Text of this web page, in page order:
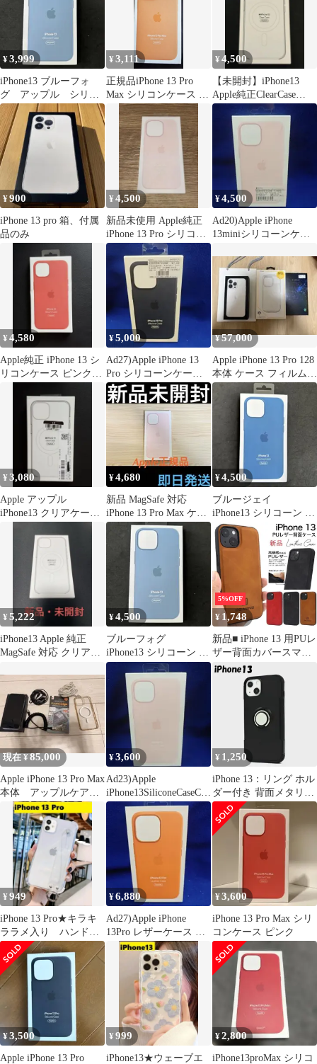
¥3,999
iPhone13 ブルーフォ
グ アップル シリコ
ーン Apple
¥3,111
正規品iPhone 13 Pro
Max シリコンケース オ
レンジ
¥4,500
【未開封】iPhone13
Apple純正ClearCase
MagSafe対応
¥900
iPhone 13 pro 箱、付属
品のみ
¥4,500
新品未使用 Apple純正
iPhone 13 Pro シリコー
ンケース
¥4,500
Ad20)Apple iPhone
13miniシリコーンケー
¥4,580
Apple純正 iPhone 13 シ
リコンケース ピンクポ
¥5,000
Ad27)Apple iPhone 13
Pro シリコーンケース
ミッドナイト
¥57,000
Apple iPhone 13 Pro 128
本体 ケース フィルムセ
ット
¥3,080
Apple アップル
iPhone13 クリアケース
¥4,680
新品 MagSafe 対応
iPhone 13 Pro Max ケー
ス ピンク
¥4,500
ブルージェイ
iPhone13 シリコーン ア
ップル Apple 新品
¥5,222
iPhone13 Apple 純正
MagSafe 対応 クリアケ
¥4,500
ブルーフォグ
iPhone13 シリコーン ア
ップル Apple 純正
新品
5%OFF
¥ 1,748
新品■ iPhone 13 用PUレ
ザー背面カバースマホ
ケース・ iPhone13
iPhone13 iPhone
iphone13 moac
現在 ¥85,000
Apple iPhone 13 Pro Max
本体 アップルケア
2030年まで
¥3,600
Ad23)Apple
iPhone13SiliconeCaseCha
lkPink
¥ 1,250
iPhone 13：リング ホル
ダー付き 背面メタリッ
ク カバーケース★ブラ
ック
¥949
iPhone 13 Pro★キラキ
ララメ入り ハンドス
トラップベルト
¥6,880
Ad27)Apple iPhone
13Pro レザーケース ゴ
ールデンブラウン
¥3,600
iPhone 13 Pro Max シリ
コンケース ピンク
¥3,500
Apple iPhone 13 Pro
¥999
iPhone13★ウェーブエ
¥2,800
iPhone13proMax シリコ